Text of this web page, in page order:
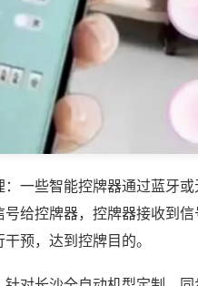
一些智能控牌器通过蓝牙
给控牌器，控牌器接收到
预，达到控牌目的。